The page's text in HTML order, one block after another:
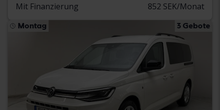
Mit Finanzierung 852 SEK/Monat
Montag 3 Gebote